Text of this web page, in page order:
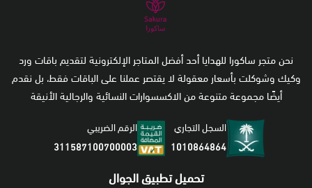
نحن متجر ساكورا للهدايا أحد أفضل المتاجر الإلكترونية لتقديم باقات ورد
وكيك وشوكلت بأسعار معقولة لا يقتصر عملنا على الباقات فقط، بل نقدم
أيضًا مجموعة متنوعة من الاكسسوارات النسائية والرجالية الأنيقة
السجل التجاري
1010864864
الرقم الضريبي
311587100700003
تحميل تطبيق الجوال